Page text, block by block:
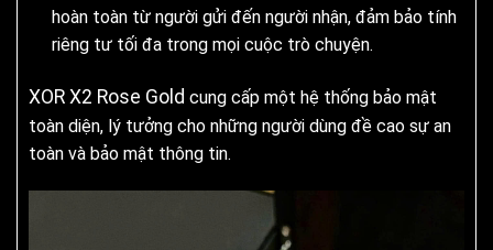
hoàn toàn từ người gửi đến người nhận, đảm bảo tính
riêng tư tối đa trong mọi cuộc trò chuyện.
XOR X2 Rose Gold cung cấp một hệ thống bảo mật
toàn diện, lý tưởng cho những người dùng đề cao sự an
toàn và bảo mật thông tin.